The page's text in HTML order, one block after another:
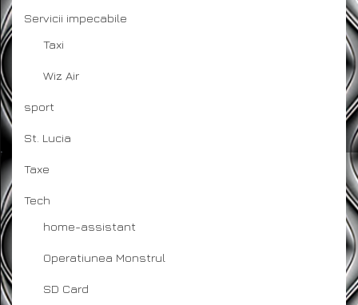
Servicii impecabile
Taxi
Wiz Air
sport
St. Lucia
Taxe
Tech
home-assistant
Operatiunea Monstrul
SD Card